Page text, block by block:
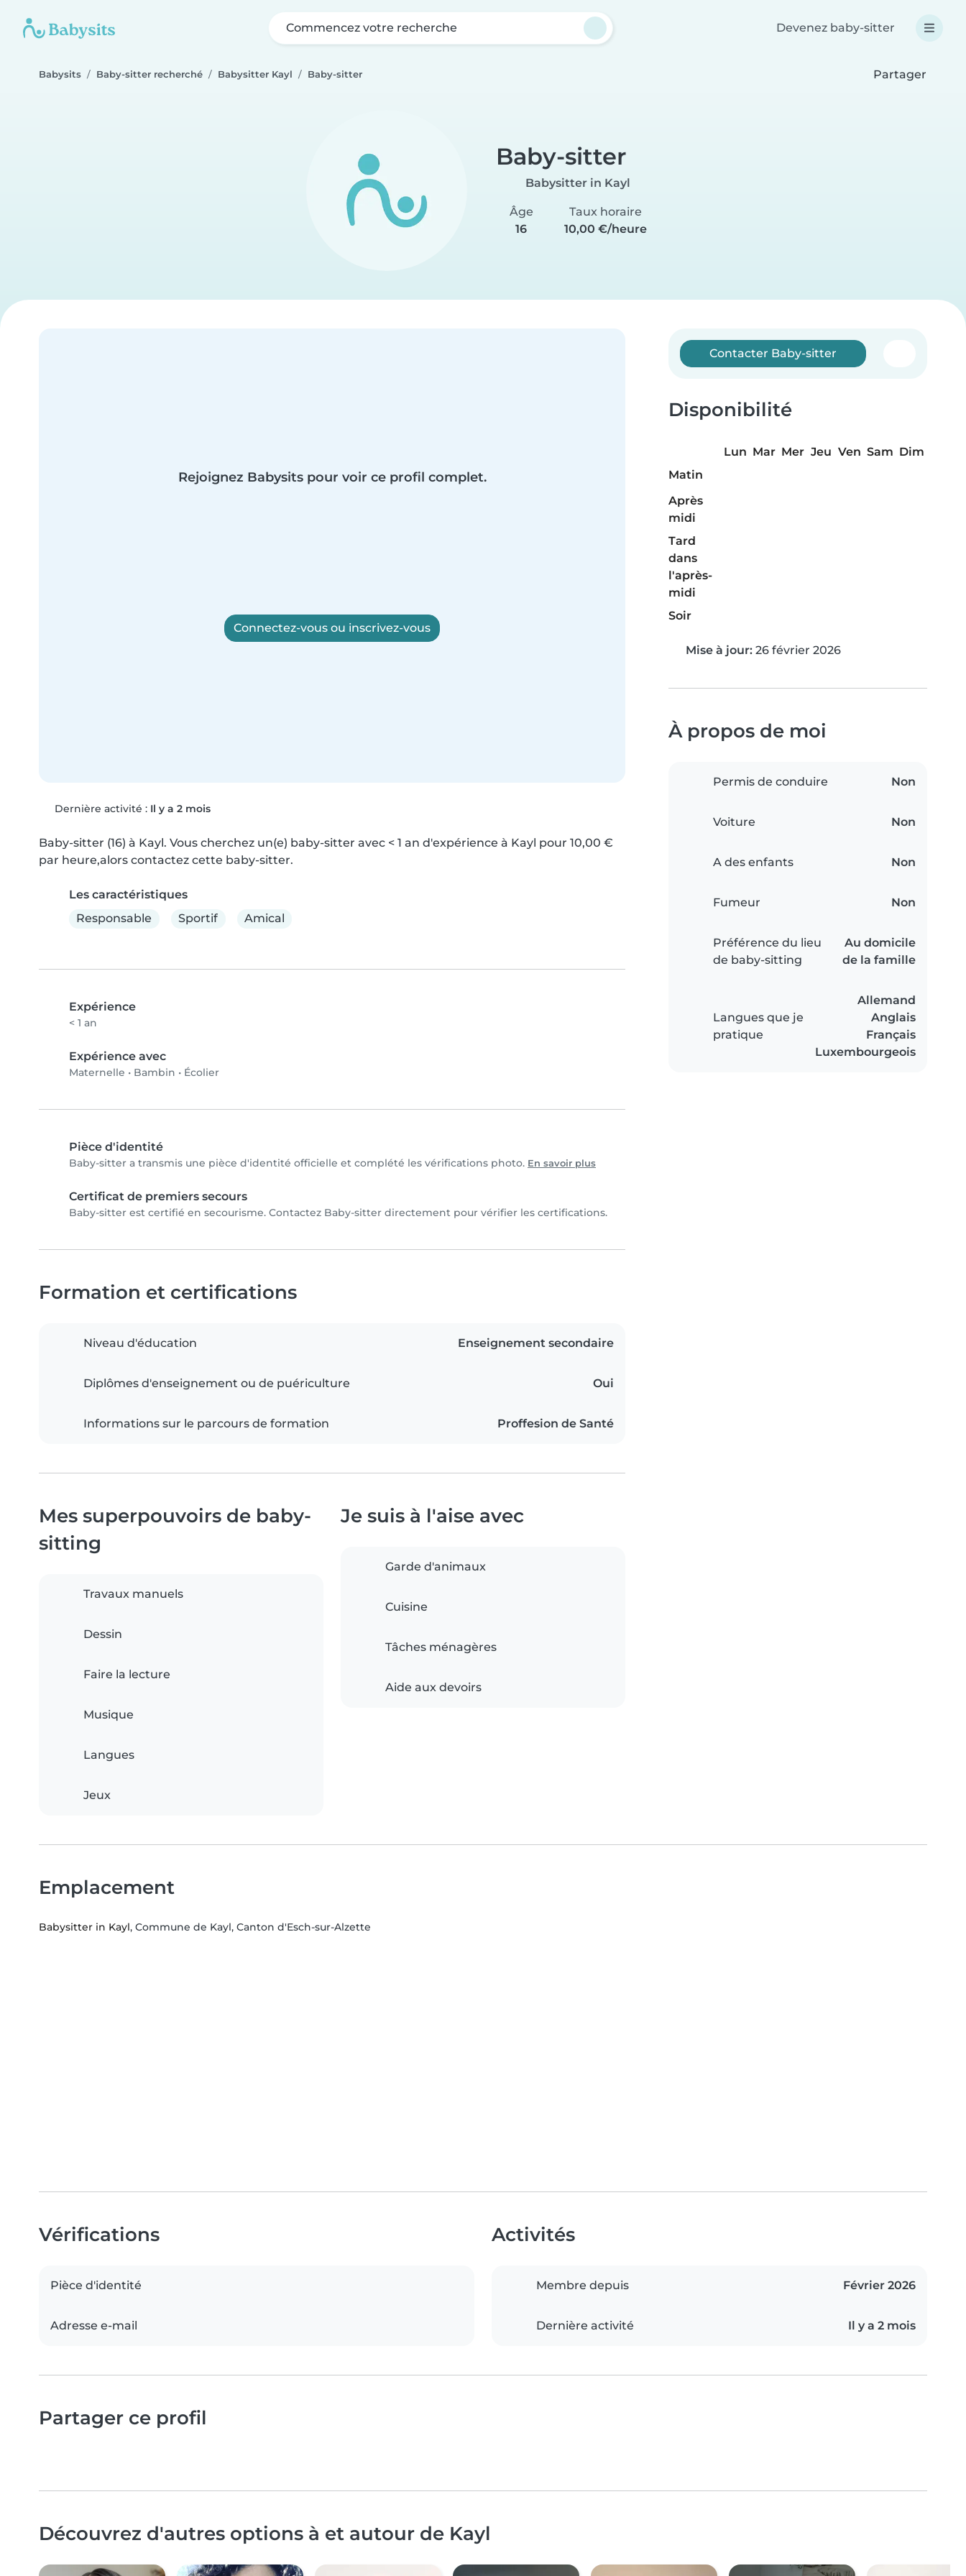
Commencez votre recherche Devenez baby-sitter
Babysits Baby-sitter recherché Babysitter Kayl Baby-sitter Partager
Baby-sitter
Babysitter in Kayl
Âge
16
Taux horaire
10,00 €/heure
Rejoignez Babysits pour voir ce profil complet.
Connectez-vous ou inscrivez-vous
Dernière activité : Il y a 2 mois
Baby-sitter (16) à Kayl. Vous cherchez un(e) baby-sitter avec < 1 an d'expérience à Kayl pour 10,00 €
par heure,alors contactez cette baby-sitter.
Les caractéristiques
Responsable
Sportif Amical
Expérience
< 1 an
Expérience avec
Maternelle • Bambin • Écolier
Pièce d'identité
Baby-sitter a transmis une pièce d'identité officielle et complété les vérifications photo. En savoir plus
Certificat de premiers secours
Baby-sitter est certifié en secourisme. Contactez Baby-sitter directement pour vérifier les certifications.
Contacter Baby-sitter
Disponibilité
Lun Mar Mer Jeu Ven Sam Dim
Matin
Après
midi
Tard
dans
l'après-
midi
Soir
Mise à jour: 26 février 2026
À propos de moi
Permis de conduire Non
Voiture Non
A des enfants Non
Fumeur Non
Préférence du lieu
de baby-sitting
Au domicile
de la famille
Langues que je
pratique
Allemand
Anglais
Français
Luxembourgeois
Formation et certifications
Niveau d'éducation Enseignement secondaire
Diplômes d'enseignement ou de puériculture Oui
Informations sur le parcours de formation Proffesion de Santé
Mes superpouvoirs de baby-
sitting
Travaux manuels
Dessin
Faire la lecture
Musique
Langues
Jeux
Je suis à l'aise avec
Garde d'animaux
Cuisine
Tâches ménagères
Aide aux devoirs
Emplacement
Babysitter in Kayl, Commune de Kayl, Canton d'Esch-sur-Alzette
Vérifications
Pièce d'identité
Adresse e-mail
Activités
Membre depuis Février 2026
Dernière activité Il y a 2 mois
Partager ce profil
Découvrez d'autres options à et autour de Kayl